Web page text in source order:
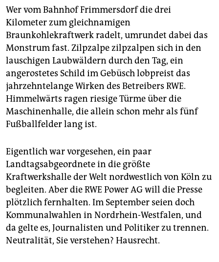
epaper login
Wer vom Bahnhof Frimmersdorf die drei
Kilometer zum gleichnamigen
Braunkohlekraftwerk radelt, umrundet dabei das
Monstrum fast. Zilpzalpe zilpzalpen sich in den
lauschigen Laubwäldern durch den Tag, ein
angerostetes Schild im Gebüsch lobpreist das
jahrzehntelange Wirken des Betreibers RWE.
Himmelwärts ragen riesige Türme über die
Maschinenhalle, die allein schon mehr als fünf
Fußballfelder lang ist.
Eigentlich war vorgesehen, ein paar
Landtagsabgeordnete in die größte
Kraftwerkshalle der Welt nordwestlich von Köln zu
begleiten. Aber die RWE Power AG will die Presse
plötzlich fernhalten. Im September seien doch
Kommunalwahlen in Nordrhein-Westfalen, und
da gelte es, Journalisten und Politiker zu trennen.
Neutralität, Sie verstehen? Hausrecht.